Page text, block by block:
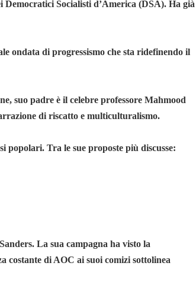
Socialisti d’America (DSA). Ha già
ondata di progressismo che sta ridefinendo il
suo padre è il celebre professore Mahmood
di riscatto e multiculturalismo.
popolari. Tra le sue proposte più discusse:
La sua campagna ha visto la
costante di AOC ai suoi comizi sottolinea